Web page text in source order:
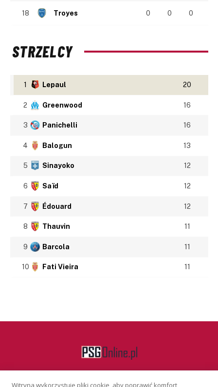
18 Troyes 0 0 0
STRZELCY
1 Lepaul 20
2 Greenwood 16
3 Panichelli 16
4 Balogun 13
5 Sinayoko 12
6 Saïd 12
7 Édouard 12
8 Thauvin 11
9 Barcola 11
10 Fati Vieira 11
Witryna wykorzystuje pliki cookie, aby poprawić komfort